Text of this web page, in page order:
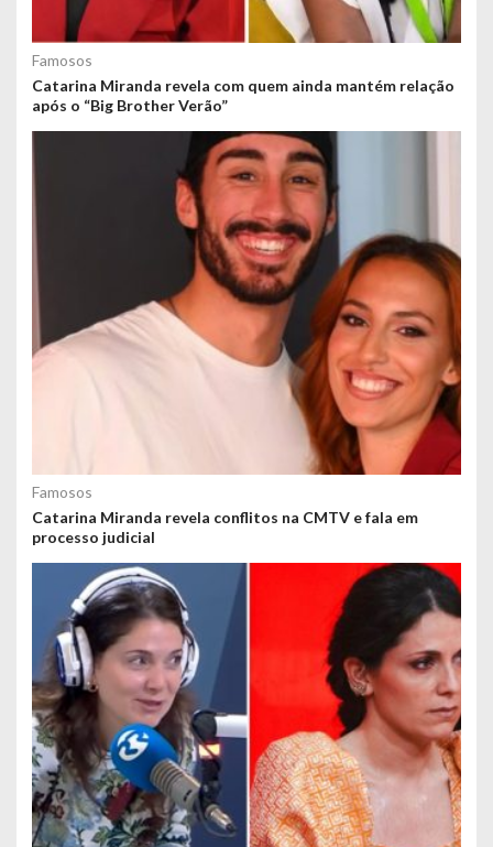
Famosos
Catarina Miranda revela com quem ainda mantém relação
após o “Big Brother Verão”
Famosos
Catarina Miranda revela conflitos na CMTV e fala em
processo judicial